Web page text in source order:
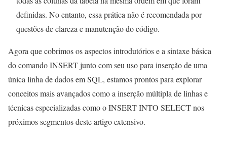
definidas. No entanto, essa prática não é recomendada por
questões de clareza e manutenção do código.
Agora que cobrimos os aspectos introdutórios e a sintaxe básica
do comando INSERT junto com seu uso para inserção de uma
única linha de dados em SQL, estamos prontos para explorar
conceitos mais avançados como a inserção múltipla de linhas e
técnicas especializadas como o INSERT INTO SELECT nos
próximos segmentos deste artigo extensivo.